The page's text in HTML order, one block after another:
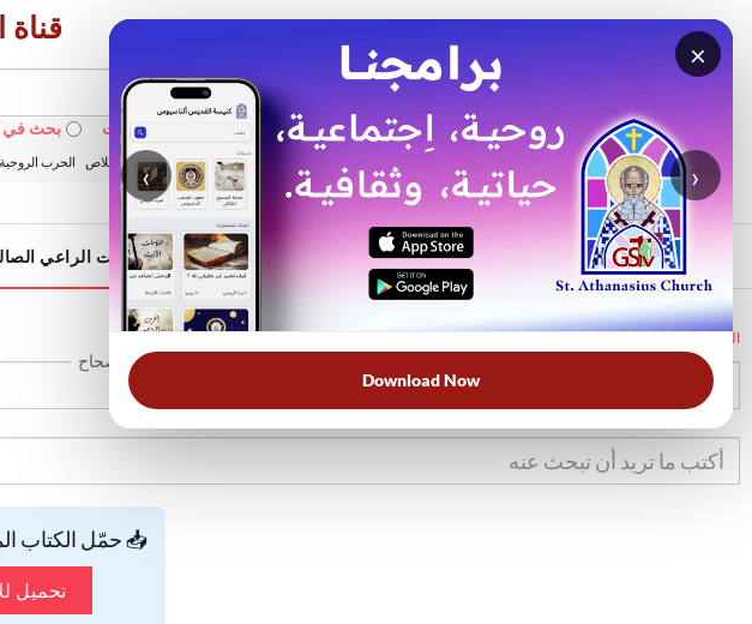
×
‹ ›
Download Now
قناة
بحث في الويبسايت بحث في
الأكثر بحثًا: خبزنا اليومي الخلاص الحرب الروحية
الرئيسية خدمات الراعي
الرئيسية
الإصحاح
📥 حمّل الكتاب
تحميل